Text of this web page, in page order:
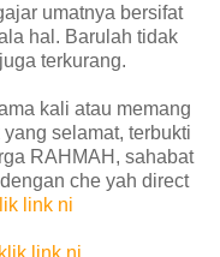
umatnya bersifat
hal. Barulah tidak
terkurang.
kali atau memang
selamat, terbukti
RAHMAH, sahabat
che yah direct
link ni
klik link ni